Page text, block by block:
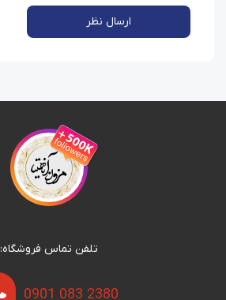
ارسال نظر
تلفن تماس فروشگاه:
0901 083 2380